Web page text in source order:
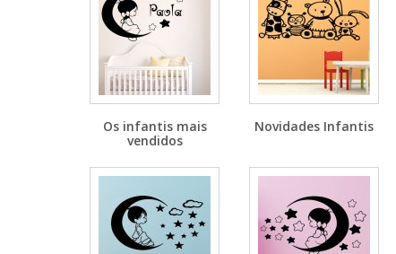
Os infantis mais
vendidos
Novidades Infantis